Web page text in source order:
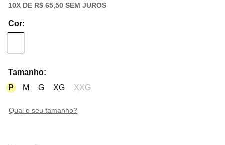
10X DE R$ 65,50 SEM JUROS
Cor:
Tamanho:
P
M G XG XXG
qual o seu tamanho?